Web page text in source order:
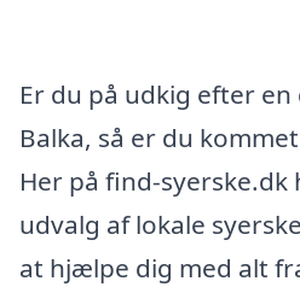
Er du på udkig efter
Balka, så er du
Her på find-syerske.dk
udvalg af lokale
at hjælpe dig med alt